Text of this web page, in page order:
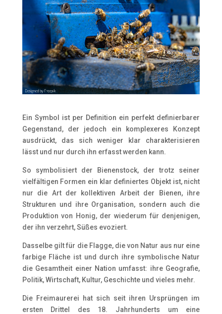
Ein Symbol ist per Definition ein perfekt definierbarer
Gegenstand, der jedoch ein komplexeres Konzept
ausdrückt, das sich weniger klar charakterisieren
lässt und nur durch ihn erfasst werden kann.
So symbolisiert der Bienenstock, der trotz seiner
vielfältigen Formen ein klar definiertes Objekt ist, nicht
nur die Art der kollektiven Arbeit der Bienen, ihre
Strukturen und ihre Organisation, sondern auch die
Produktion von Honig, der wiederum für denjenigen,
der ihn verzehrt, Süßes evoziert.
Dasselbe gilt für die Flagge, die von Natur aus nur eine
farbige Fläche ist und durch ihre symbolische Natur
die Gesamtheit einer Nation umfasst: ihre Geografie,
Politik, Wirtschaft, Kultur, Geschichte und vieles mehr.
Die Freimaurerei hat sich seit ihren Ursprüngen im
ersten Drittel des 18. Jahrhunderts um eine